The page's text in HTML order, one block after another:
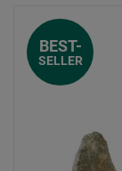
BEST-
SELLER